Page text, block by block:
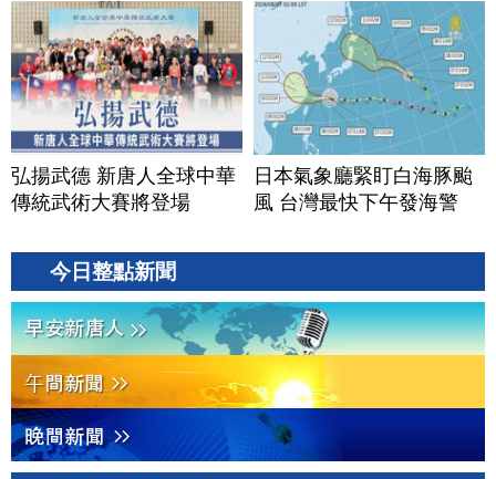
弘揚武德 新唐人全球中華
傳統武術大賽將登場
日本氣象廳緊盯白海豚颱
風 台灣最快下午發海警
今日整點新聞